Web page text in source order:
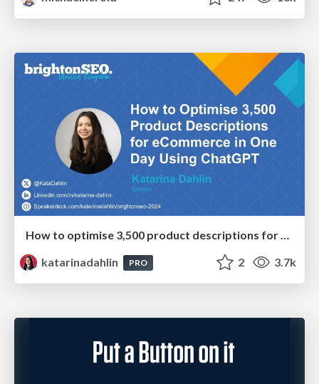
How to optimise 3,500 product descriptions for ecommerce in one day using ChatGPT
katarinadahlin
PRO 2 3.7k